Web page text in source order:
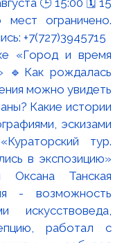
«Город и время
🔹Как рождалась
можно увидеть
Какие истории
эскизами
тур.
в экспозицию»
Оксана Танская
- возможность
искусствоведа,
работал с